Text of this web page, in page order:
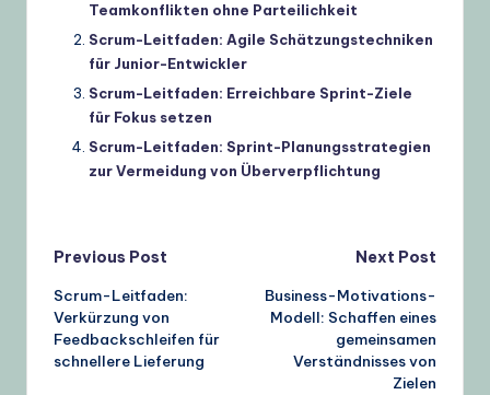
Teamkonflikten ohne Parteilichkeit
Scrum-Leitfaden: Agile Schätzungstechniken
für Junior-Entwickler
Scrum-Leitfaden: Erreichbare Sprint-Ziele
für Fokus setzen
Scrum-Leitfaden: Sprint-Planungsstrategien
zur Vermeidung von Überverpflichtung
Post
navigation
Previous Post
Scrum-Leitfaden:
Verkürzung von
Feedbackschleifen für
schnellere Lieferung
Next Post
Business-Motivations-
Modell: Schaffen eines
gemeinsamen
Verständnisses von
Zielen